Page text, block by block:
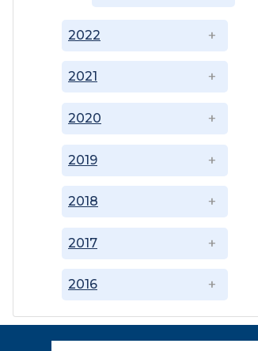
2016
2017
2018
2019
2020
2021
2022